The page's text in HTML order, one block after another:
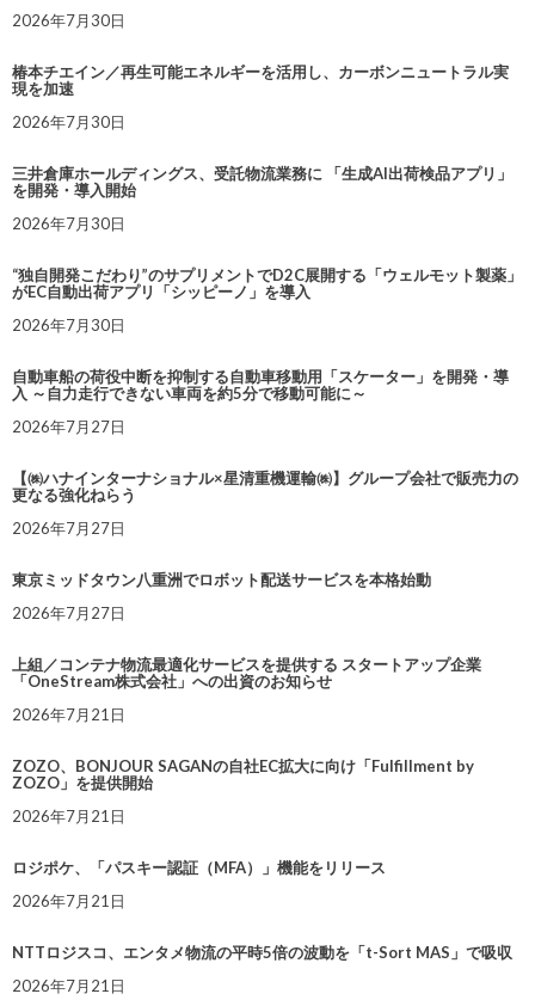
2026年7月30日
椿本チエイン／再生可能エネルギーを活用し、カーボンニュートラル実
現を加速
2026年7月30日
三井倉庫ホールディングス、受託物流業務に 「生成AI出荷検品アプリ」
を開発・導入開始
2026年7月30日
“独自開発こだわり”のサプリメントでD2C展開する「ウェルモット製薬」
がEC自動出荷アプリ「シッピーノ」を導入
2026年7月30日
自動車船の荷役中断を抑制する自動車移動用「スケーター」を開発・導
入 ～自力走行できない車両を約5分で移動可能に～
2026年7月27日
【㈱ハナインターナショナル×星清重機運輸㈱】グループ会社で販売力の
更なる強化ねらう
2026年7月27日
東京ミッドタウン八重洲でロボット配送サービスを本格始動
2026年7月27日
上組／コンテナ物流最適化サービスを提供する スタートアップ企業
「OneStream株式会社」への出資のお知らせ
2026年7月21日
ZOZO、BONJOUR SAGANの自社EC拡大に向け「Fulfillment by
ZOZO」を提供開始
2026年7月21日
ロジポケ、「パスキー認証（MFA）」機能をリリース
2026年7月21日
NTTロジスコ、エンタメ物流の平時5倍の波動を「t-Sort MAS」で吸収
2026年7月21日